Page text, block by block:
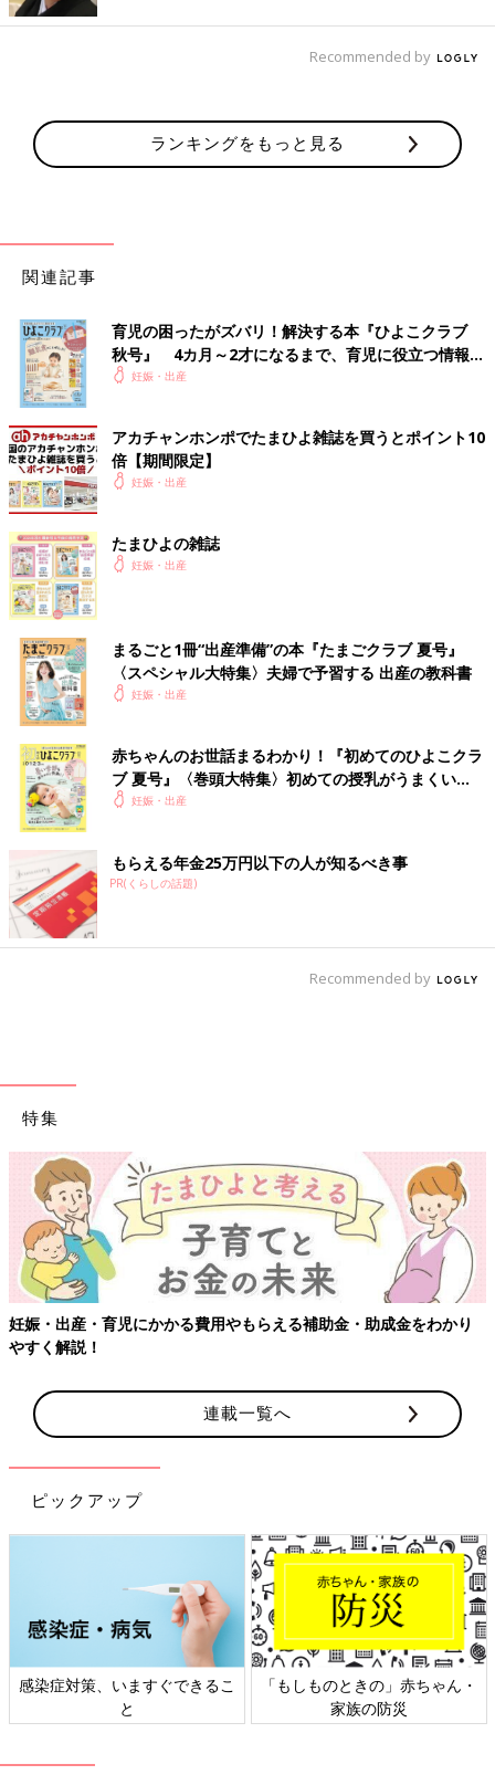
Recommended by
ランキングをもっと見る
関連記事
育児の困ったがズバリ！解決する本『ひよこクラブ
秋号』 4カ月～2才になるまで、育児に役立つ情報が
いっぱい！
妊娠・出産
アカチャンホンポでたまひよ雑誌を買うとポイント10
倍【期間限定】
妊娠・出産
たまひよの雑誌
妊娠・出産
まるごと1冊“出産準備”の本『たまごクラブ 夏号』
〈スペシャル大特集〉夫婦で予習する 出産の教科書
妊娠・出産
赤ちゃんのお世話まるわかり！『初めてのひよこクラ
ブ 夏号』〈巻頭大特集〉初めての授乳がうまくい
く！ おっぱい・ミルクの基本と夏のトラブル 解決テ
妊娠・出産
もらえる年金25万円以下の人が知るべき事
PR(くらしの話題)
Recommended by
特集
妊娠・出産・育児にかかる費用やもらえる補助金・助成金をわかり
やすく解説！
連載一覧へ
ピックアップ
感染症対策、いますぐできるこ
と
「もしものときの」赤ちゃん・
家族の防災